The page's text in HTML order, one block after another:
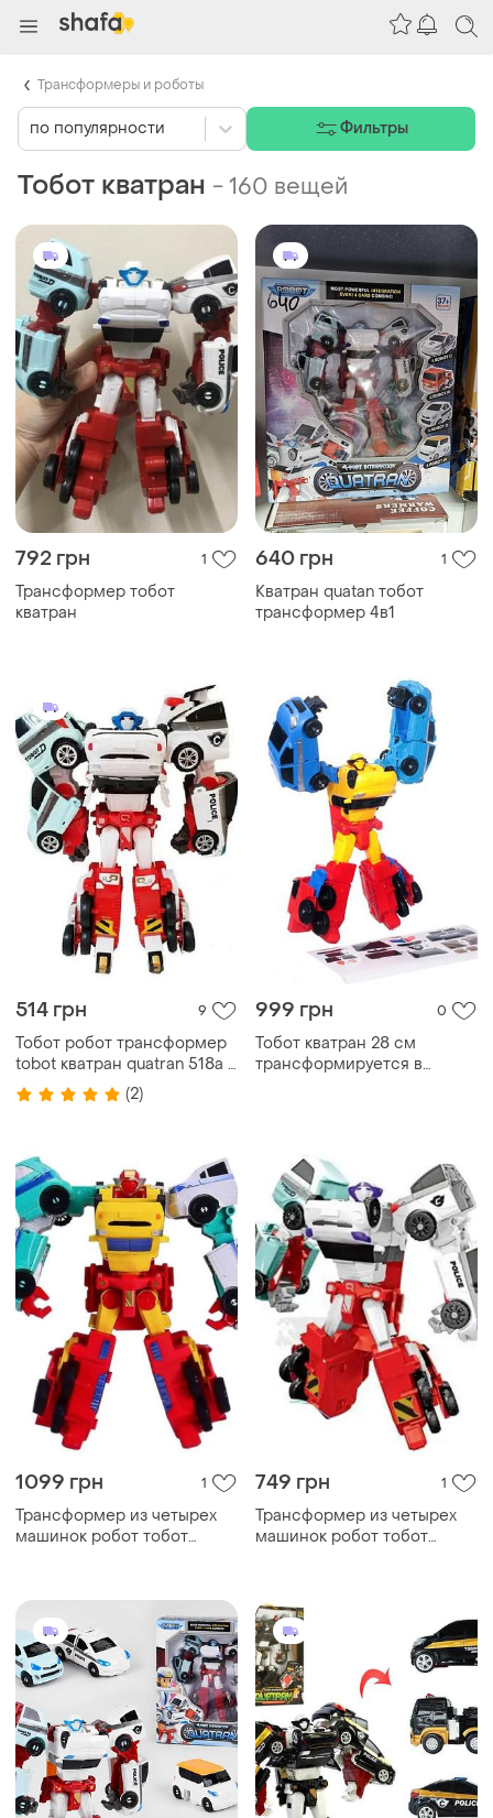
Тобот кватран -160 вещей
792 грн 1
Трансформер тобот
кватран
640 грн 1
Кватран quatan тобот
трансформер 4в1
514 грн 9
Тобот робот трансформер
tobot кватран quatran 518а 4
машинки
(2)
999 грн 0
Тобот кватран 28 см
трансформируется в
1099 грн 1
Трансформер из четырех
машинок робот тобот
749 грн 1
Трансформер из четырех
машинок робот тобот
по популярности Фильтры
Трансформеры и роботы